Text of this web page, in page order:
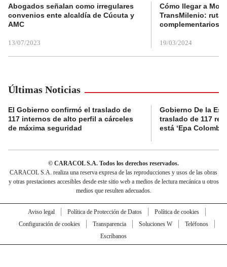
Abogados señalan como irregulares
convenios ente alcaldía de Cúcuta y
AMC
13/07/2023
Cómo llegar a
TransMilenio:
complementarios
19/03/2024
Últimas Noticias
El Gobierno confirmó el traslado de
117 internos de alto perfil a cárceles
de máxima seguridad
Gobierno De la
traslado de 117
está ‘Epa
© CARACOL S.A. Todos los derechos reservados.
CARACOL S.A. realiza una reserva expresa de las reproducciones y usos de las obras
y otras prestaciones accesibles desde este sitio web a medios de lectura mecánica u otros
medios que resulten adecuados.
Aviso legal Política de Protección de Datos
Política de cookies
Configuración de cookies
Transparencia Soluciones W
Teléfonos
Escríbanos